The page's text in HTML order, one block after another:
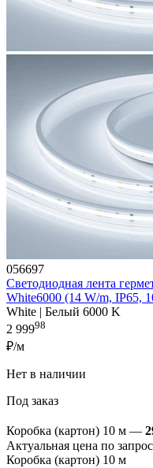
056697
Светодиодная лента
White6000 (14 W/m, IP65,
White | Белый 6000 K
2 99998
₽/м
Нет в наличии
Под заказ
Коробка (картон) 10 м —
Актуальная цена по
Коробка (картон) 10 м